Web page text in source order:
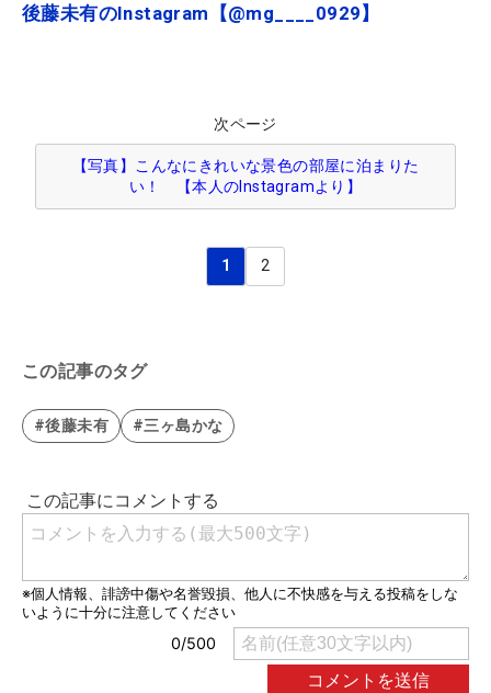
後藤未有のInstagram【@mg____0929】
次ページ
【写真】こんなにきれいな景色の部屋に泊まりた
い！ 【本人のInstagramより】
1 2
この記事のタグ
#後藤未有 #三ヶ島かな